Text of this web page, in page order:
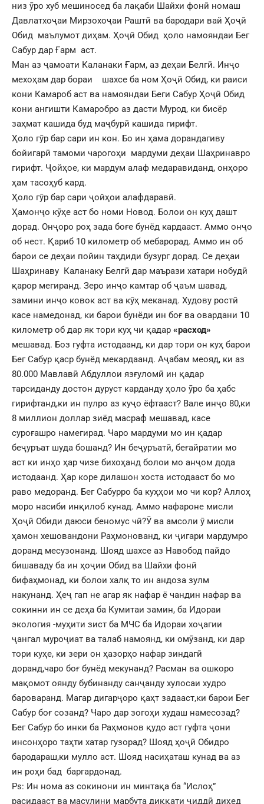
низ ӯро хуб мешиносед ба лақаби Шайхи фонӣ номаш
Давлатхоҷаи Мирзохоҷаи Раштӣ ва бародари вай Ҳоҷӣ
Обид маълумот диҳам. Ҳоҷӣ Обид ҳоло намояндаи Бег
Сабур дар Ғарм аст.
Ман аз ҷамоати Каланаки Ғарм, аз деҳаи Белгӣ. Инҷо
мехоҳам дар бораи шахсе ба ном Ҳоҷӣ Обид, ки раиси
кони Камароб аст ва намояндаи Беги Сабур Ҳоҷӣ Обид
кони ангишти Камаробро аз дасти Мурод, ки бисёр
заҳмат кашида буд маҷбурӣ кашида гирифт.
Ҳоло гӯр бар сари ин кон. Бо ин ҳама дорандагиву
бойигарӣ тамоми чарогоҳи мардуми деҳаи Шаҳринавро
гирифт. Ҷойҳое, ки мардум алаф медаравиданд, онҳоро
ҳам тасоҳуб кард.
Ҳоло гӯр бар сари ҷойҳои алафдаравӣ.
Ҳамонҷо кӯҳе аст бо номи Новод. Болои он куҳ дашт
дорад. Онҷоро роҳ зада боғе бунёд кардааст. Аммо онҷо
об нест. Қариб 10 километр об мебарорад. Аммо ин об
барои се деҳаи пойин таҳдиди бузург дорад. Се деҳаи
Шаҳринаву Каланаку Белгӣ дар маърази хатари нобудӣ
қарор мегиранд. Зеро инҷо камтар об ҷаъм шавад,
замини инҷо ковок аст ва кӯҳ меканад. Худову ростӣ
касе намедонад, ки барои бунёди ин боғ ва овардани 10
километр об дар як тори куҳ чи қадар «расход»
мешавад. Боз гуфта истодаанд, ки дар тори он куҳ барои
Бег Сабур қаср бунёд мекардаанд. Аҷабам меояд, ки аз
80.000 Мавлавӣ Абдуллои язғуломӣ ин қадар
тарсиданду достон дуруст карданду ҳоло ӯро ба ҳабс
гирифтанд,ки ин пулро аз куҷо ёфтааст? Вале инҷо 80,ки
8 миллион доллар зиёд масраф мешавад, касе
суроғашро намегирад. Чаро мардуми мо ин қадар
беҷуръат шуда бошанд? Ин беҷуръатӣ, беғайратии мо
аст ки инҳо ҳар чизе бихоҳанд болои мо анҷом дода
истодаанд. Ҳар коре дилашон хоста истодааст бо мо
раво медоранд. Бег Сабурро ба куҳҳои мо чи кор? Аллоҳ
моро насиби инқилоб кунад. Аммо нафароне мисли
Ҳоҷӣ Обиди даюси беномус чӣ?Ӯ ва амсоли ӯ мисли
ҳамон хешовандони Раҳмонованд, ки ҷигари мардумро
доранд месузонанд. Шояд шахсе аз Навобод пайдо
бишаваду ба ин ҳоҷии Обид ва Шайхи фонӣ
бифаҳмонад, ки болои халқ то ин андоза зулм
накунанд. Ҳеҷ гап не агар як нафар ё чандин нафар ва
сокинни ин се деҳа ба Кумитаи замин, ба Идораи
экология -муҳити зист ба МЧС ба Идораи хоҷагии
ҷангал муроҷиат ва талаб намоянд, ки омӯзанд, ки дар
тори куҳе, ки зери он ҳазорҳо нафар зиндагӣ
доранд,чаро боғ бунёд мекунанд? Расман ва ошкоро
мақомот оянду бубинанду санҷанду хулосаи худро
бароваранд. Магар дигарҷоро қаҳт задааст,ки барои Бег
Сабур боғ созанд? Чаро дар зогоҳи худаш намесозад?
Бег Сабур бо инки ба Раҳмонов қудо аст гуфта ҷони
инсонҳоро таҳти хатар гузорад? Шояд ҳоҷӣ Обидро
бародараш,ки мулло аст. Шояд насиҳаташ кунад ва аз
ин роҳи бад баргардонад.
Ps: Ин нома аз сокинони ин минтақа ба “Ислоҳ”
расидааст ва масулини марбута диққати ҷиддӣ диҳед